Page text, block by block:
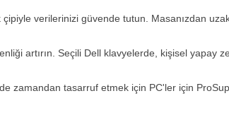
verilerinizi güvende tutun. Masanızdan
artırın. Seçili Dell klavyelerde, kişisel yapay
zamandan tasarruf etmek için PC'ler için